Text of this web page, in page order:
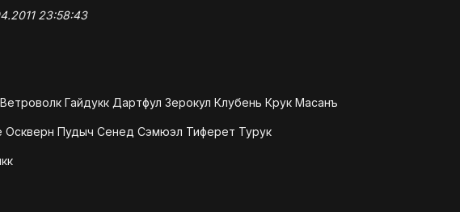
23:58:43
Гайдукк Дартфул Зерокул Клубень Крук Масанъ
Оскверн Пудыч Сенед Сэмюэл Тиферет Турук